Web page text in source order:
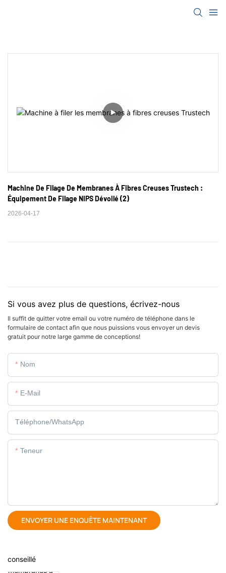
Machine De Filage De Membranes À Fibres Creuses Trustech :
Équipement De Filage NIPS Dévoilé (2)
2026-04-17
Si vous avez plus de questions, écrivez-nous
Il suffit de quitter votre email ou votre numéro de téléphone dans le
formulaire de contact afin que nous puissions vous envoyer un devis
gratuit pour notre large gamme de conceptions!
Nom
E-Mail
Téléphone/WhatsApp
Teneur
ENVOYER UNE ENQUÊTE MAINTENANT
conseillé